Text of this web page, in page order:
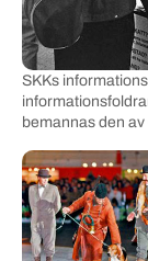
SKKs
bemannas den